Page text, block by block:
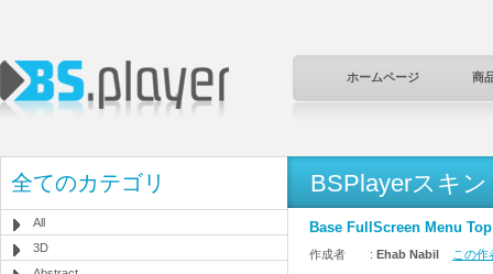
ホームページ 商
全てのカテゴリ
All
3D
BSPlayerスキン
Base FullScreen Menu Top
作成者 : Ehab Nabil この